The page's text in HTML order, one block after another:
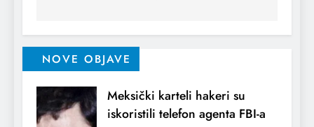
NOVE OBJAVE
Meksički karteli hakeri su
iskoristili telefon agenta FBI-a